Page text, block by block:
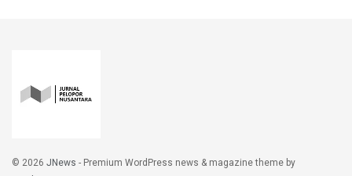
© 2026 JNews - Premium WordPress news & magazine theme by